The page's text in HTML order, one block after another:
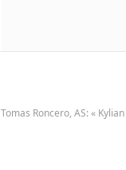
Tomas Roncero, AS: « Kylian